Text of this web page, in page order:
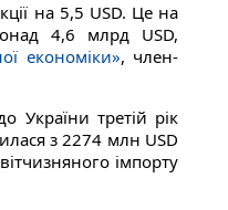
на 5,5 USD. Це на
4,6 млрд USD,
економіки», член-
України третій рік
з 2274 млн USD
імпорту